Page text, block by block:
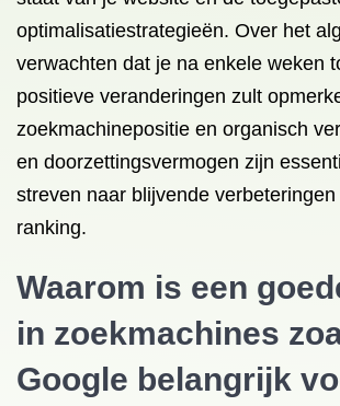
optimalisatiestrategieën. Over het
verwachten dat je na enkele weken
positieve veranderingen zult
zoekmachinepositie en organisch
en doorzettingsvermogen zijn
streven naar blijvende
ranking.
Waarom is een
in zoekmachines
Google belangrijk